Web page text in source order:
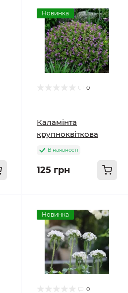
Новинка
0
Каламінта
крупноквіткова
В наявності
125 грн
Новинка
0